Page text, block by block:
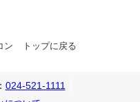
ン トップに戻る
024-521-1111